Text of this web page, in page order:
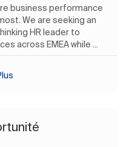
business performance
We are seeking an
HR leader to
across EMEA while ...